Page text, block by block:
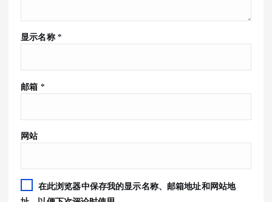
显示名称 *
邮箱 *
网站
在此浏览器中保存我的显示名称、邮箱地址和网站地